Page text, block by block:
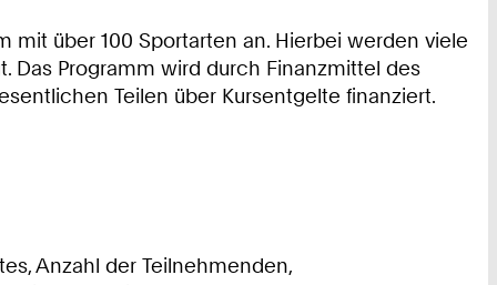
über 100 Sportarten an. Hierbei werden viele
Das Programm wird durch Finanzmittel des
Teilen über Kursentgelte finanziert.
Anzahl der Teilnehmenden,